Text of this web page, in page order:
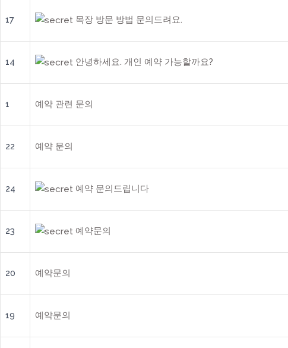
17 목장 방문 방법 문의드려요.
14 안녕하세요. 개인 예약 가능할까요?
1 예약 관련 문의
22 예약 문의
24 예약 문의드립니다
23 예약문의
20 예약문의
19 예약문의